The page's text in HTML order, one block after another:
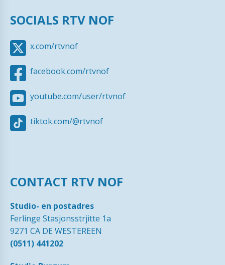
SOCIALS RTV NOF
x.com/rtvnof
facebook.com/rtvnof
youtube.com/user/rtvnof
tiktok.com/@rtvnof
CONTACT RTV NOF
Studio- en postadres
Ferlinge Stasjonsstrjitte 1a
9271 CA DE WESTEREEN
(0511) 441202